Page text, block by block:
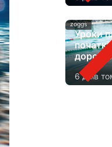
zoggs
Уроки
6 днів